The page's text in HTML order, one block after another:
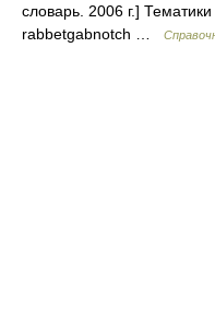
словарь. 2006 г.]
rabbetgabnotch …